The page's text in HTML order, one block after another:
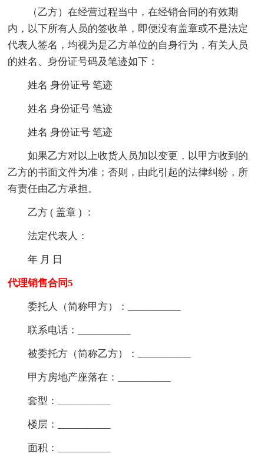
（乙方）在经营过程当中，在经销合同的有效期
内，以下所有人员的签收单，即便没有盖章或不是法定
代表人签名，均视为是乙方单位的自身行为，有关人员
的姓名、身份证号码及笔迹如下：
姓名 身份证号 笔迹
姓名 身份证号 笔迹
姓名 身份证号 笔迹
如果乙方对以上收货人员加以变更，以甲方收到的
乙方的书面文件为准；否则，由此引起的法律纠纷，所
有责任由乙方承担。
乙方 ( 盖章 ) ：
法定代表人：
年 月 日
代理销售合同5
委托人（简称甲方）：__________
联系电话：__________
被委托方（简称乙方）：__________
甲方房地产座落在：__________
套型：__________
楼层：__________
面积：__________